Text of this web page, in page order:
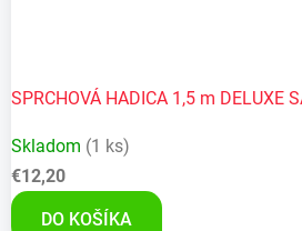
SPRCHOVÁ HADICA 1,5 m DELUXE
Skladom (1 ks)
€12,20
DO KOŠÍKA